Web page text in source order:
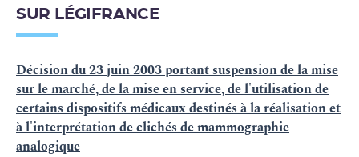
SUR LÉGIFRANCE
Décision du 23 juin 2003 portant suspension de la mise
sur le marché, de la mise en service, de l'utilisation de
certains dispositifs médicaux destinés à la réalisation et
à l'interprétation de clichés de mammographie
analogique